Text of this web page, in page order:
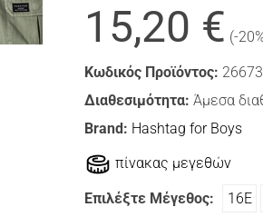
15,20 € (-
Κωδικός Προϊόντος:
Διαθεσιμότητα: Άμεσα
Brand: Hashtag for Boys
πίνακας μεγεθών
Επιλέξτε Μέγεθος: 16Ε